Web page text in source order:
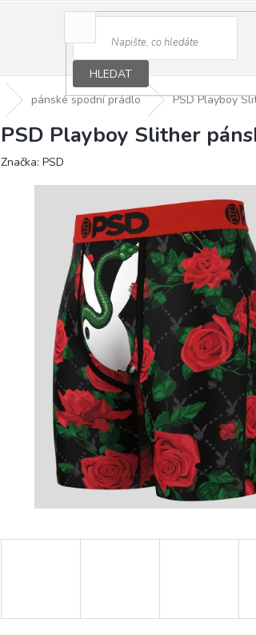
HLEDAT
pánské spodní prádlo PSD Playboy
PSD Playboy Slither
Značka: PSD